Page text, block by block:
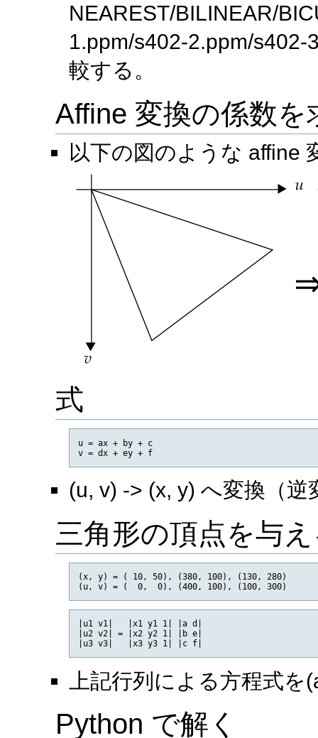
NEAREST/BILINEAR/
1.ppm/s402-2.ppm/
較する。
Affine 変換の係数を
以下の図のような affine
式
u = ax + by + c
v = dx + ey + f
(u, v) -> (x, y) へ変換（逆
三角形の頂点を与
(x, y) = ( 10, 50), (380, 100), (130, 280)
|u1 v1|   |x1 y1 1| |a d|
|u2 v2| = |x2 y2 1| |b e|
上記行列による方程式
Python で解く